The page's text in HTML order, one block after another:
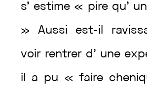
s’ estime « pire qu’ un
»Aussi est-il
voir rentrer d’ une
il a pu «faire